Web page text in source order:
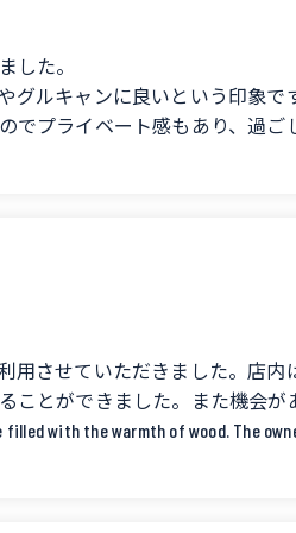
した。
グルキャンに良いという印象で
でプライベート感もあり、過ご
エルやサワガニもいました。
〜と思いました。
数が少ないのでもう少しあった
for large groups or group camping.
of privacy and making for a
用させていただきました。店
とができました。また機会があれ
filled with the warmth of wood. The
have the opportunity.